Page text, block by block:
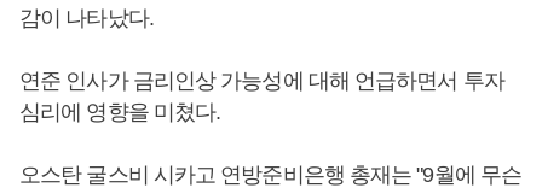
감이 나타났다.
연준 인사가 금리인상 가능성에 대해 언급하면서 투자
심리에 영향을 미쳤다.
오스탄 굴스비 시카고 연방준비은행 총재는 "9월에 무슨